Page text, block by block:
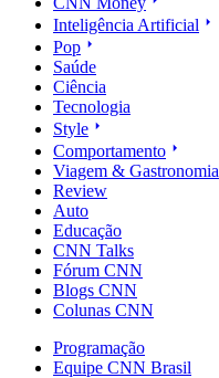
Inteligência Artificial
Pop
Saúde
Ciência
Tecnologia
Style
Comportamento
Viagem & Gastronomia
Review
Auto
Educação
CNN Talks
Fórum CNN
Blogs CNN
Colunas CNN
Programação
Equipe CNN Brasil